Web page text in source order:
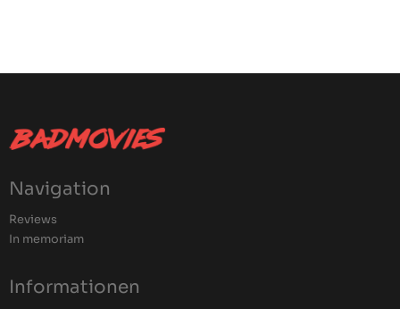
Navigation
Reviews
In memoriam
Informationen